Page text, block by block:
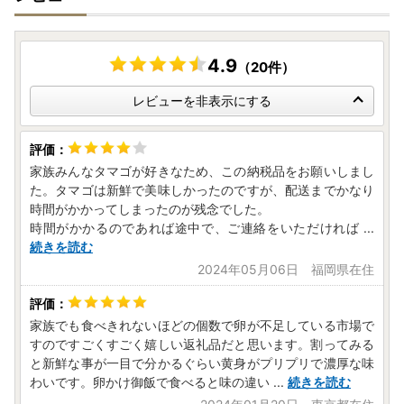
▼ふるさと納税の対象となる地方団体の指定について
壱岐市は令和７年９月２６日付総務大臣通知「ふるさと納税
の対象となる地方団体の指定について（通知）」にて、地方
税法（昭和２５年法律第２２６号）第３７条の２第２項及び
第３１４条の７第２項の規定に基づき、ふるさと納税の対象
となる地方団体として指定されました。
指定対象期間は、令和７年１０月１日から令和８年９月３０
日までです。
▼個人情報の取り扱いについて
お寄せいただいた個人情報は、寄附金の受付、入金及び返礼
品発送に係る確認・連絡、各種お問い合わせ、寄附の使い道
のお知らせの広報等に利用するものであり、それ以外の目的
で使用するものではありません。
返礼品発送に関して、必要最低限の範囲において返礼品取扱
い事業者に通知します。
4.9 （20件）
レビューを非表示にする
家族みんなタマゴが好きなため、この納税品をお願いしまし
た。タマゴは新鮮で美味しかったのですが、配送までかなり
時間がかかってしまったのが残念でした。
時間がかかるのであれば途中で、ご連絡をいただければ ...
続きを読む
2024年05月06日 福岡県在住
家族でも食べきれないほどの個数で卵が不足している市場で
すのですごくすごく嬉しい返礼品だと思います。割ってみる
と新鮮な事が一目で分かるぐらい黄身がプリプリで濃厚な味
わいです。卵かけ御飯で食べると味の違い ... 続きを読む